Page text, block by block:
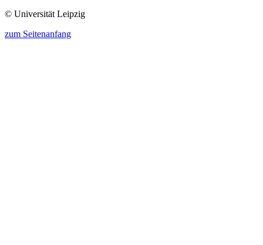
© Universität Leipzig
zum Seitenanfang